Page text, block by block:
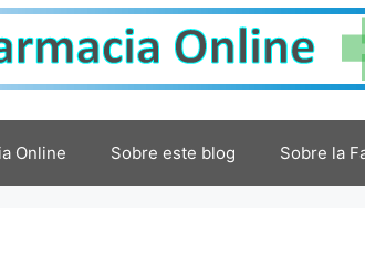
Online Sobre este blog Sobre la